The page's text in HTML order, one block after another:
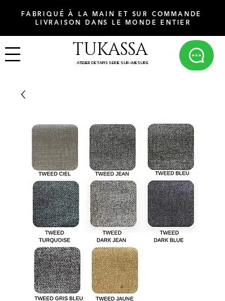
FABRIQUÉ À LA MAIN ET SUR COMMANDE
LIVRAISON DANS LE MONDE ENTIER
TUKASSA
ATELIER DE TAPISSERIE SUR-MESURE